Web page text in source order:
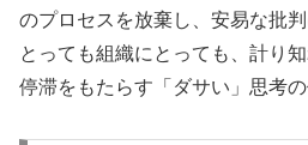
のプロセスを放棄し、安易な批
とっても組織にとっても、計り
停滞をもたらす「ダサい」思考